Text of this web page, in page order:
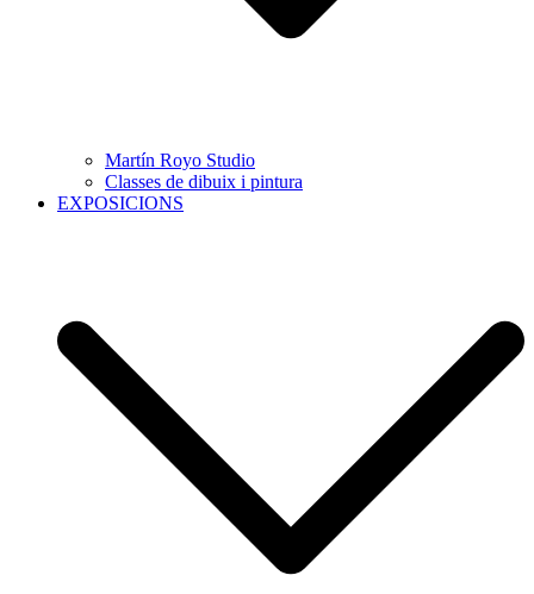
Martín Royo Studio
Classes de dibuix i pintura
EXPOSICIONS